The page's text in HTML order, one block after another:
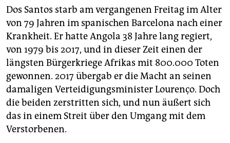
Dos Santos starb am vergangenen Freitag im Alter
von 79 Jahren im spanischen Barcelona nach einer
Krankheit. Er hatte Angola 38 Jahre lang regiert,
von 1979 bis 2017, und in dieser Zeit einen der
längsten Bürgerkriege Afrikas mit 800.000 Toten
gewonnen. 2017 übergab er die Macht an seinen
damaligen Verteidigungsminister Lourenço. Doch
die beiden zerstritten sich, und nun äußert sich
das in einem Streit über den Umgang mit dem
Verstorbenen.